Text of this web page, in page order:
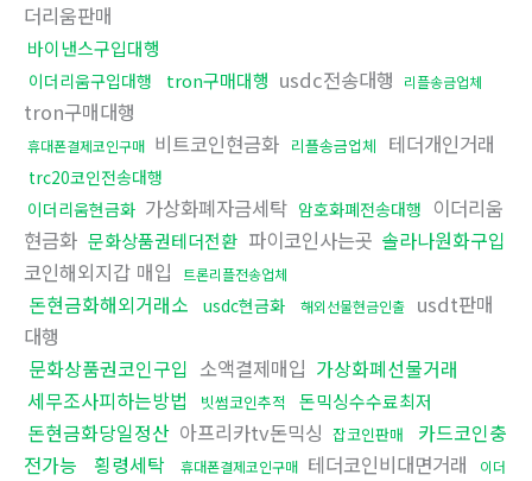
더리움판매
바이낸스구입대행
이더리움구입대행 tron구매대행 usdc전송대행 리플송금업체
tron구매대행
휴대폰결제코인구매 비트코인현금화 리플송금업체 테더개인거래
trc20코인전송대행
이더리움현금화 가상화폐자금세탁 암호화폐전송대행 이더리움
현금화 문화상품권테더전환 파이코인사는곳 솔라나원화구입
코인해외지갑 매입
트론리플전송업체
돈현금화해외거래소 usdc현금화 해외선물현금인출
usdt판매
대행
문화상품권코인구입 소액결제매입 가상화폐선물거래
세무조사피하는방법
빗썸코인추적 돈믹싱수수료최저
돈현금화당일정산 아프리카tv돈믹싱 잡코인판매
카드코인충
전가능
횡령세탁 휴대폰결제코인구매 테더코인비대면거래
이더